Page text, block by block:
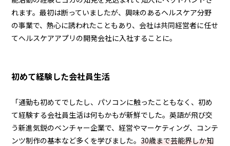
れます。最初は断っていましたが、興味のあるヘルスケア分野
の事業で、熱心に誘われたこともあり、会社は共同経営者に任せ
てヘルスケアアプリの開発会社に入社することに。
初めて経験した会社員生活
「通勤も初めてでしたし、パソコンに触ったこともなく、初め
て経験する会社員生活は何もかもが新鮮でした。英語が飛び交
う新進気鋭のベンチャー企業で、経営やマーケティング、コンテ
ンツ制作の基本など多くを学びました。30歳まで芸能界しか知